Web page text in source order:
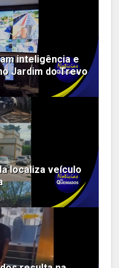
inteligência e
Jardim do Trevo
localiza veículo